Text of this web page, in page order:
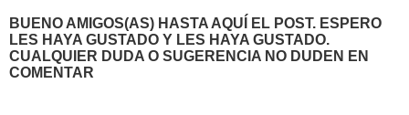
BUENO AMIGOS(AS) HASTA AQUÍ EL POST. ESPERO
LES HAYA GUSTADO Y LES HAYA GUSTADO.
CUALQUIER DUDA O SUGERENCIA NO DUDEN EN
COMENTAR